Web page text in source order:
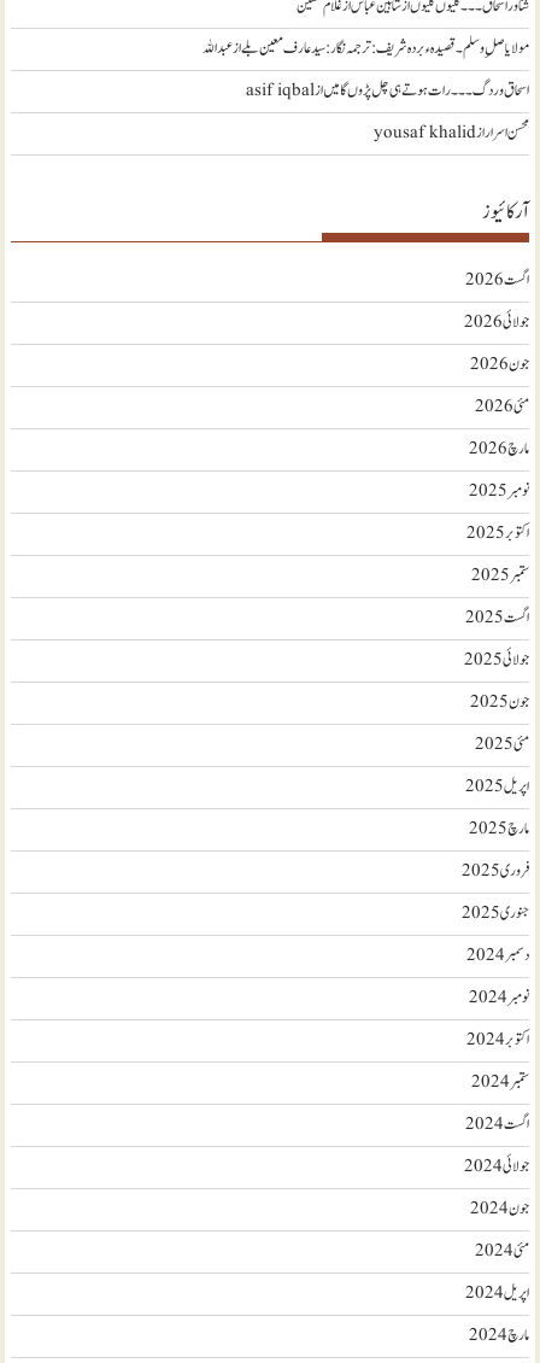
شناور اسحاق ۔۔۔ گلیوں گلیوں از شاہین عباسازغلام حسین
مولا یا صلِ وسلم ۔قصیدہ ء بردہ شریف: ترجمہ نگار : سید عارف معین بلےازعبداللہ
اسحاق وردگ ۔۔۔ رات ہوتے ہی چل پڑوں گا میںازasif iqbal
محسن اسرارازyousaf khalid
آرکائیوز
اگست 2026
جولائی 2026
جون 2026
مئی 2026
مارچ 2026
نومبر 2025
اکتوبر 2025
ستمبر 2025
اگست 2025
جولائی 2025
جون 2025
مئی 2025
اپریل 2025
مارچ 2025
فروری 2025
جنوری 2025
دسمبر 2024
نومبر 2024
اکتوبر 2024
ستمبر 2024
اگست 2024
جولائی 2024
جون 2024
مئی 2024
اپریل 2024
مارچ 2024